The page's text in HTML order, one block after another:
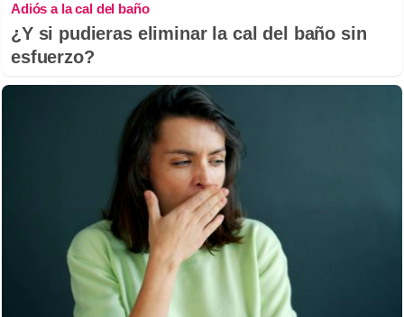
Adiós a la cal del baño
¿Y si pudieras eliminar la cal del baño sin
esfuerzo?